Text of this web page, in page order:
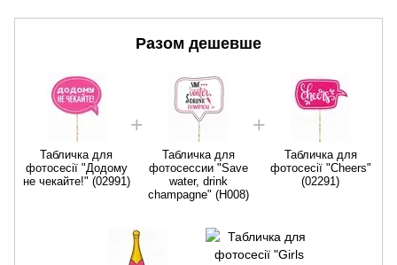
Разом дешевше
Табличка для
фотосесії "Додому
не чекайте!" (02991)
Табличка для
фотосессии "Save
water, drink
champagne" (H008)
Табличка для
фотосесії "Cheers"
(02291)